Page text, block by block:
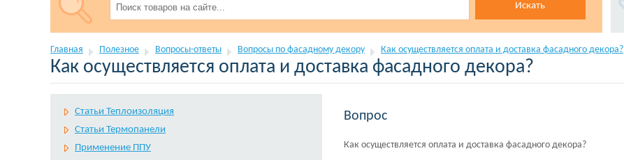
Искать
Главная Полезное Вопросы-ответы Вопросы по фасадному декору Как осуществляется оплата и доставка фасадного декора?
Как осуществляется оплата и доставка фасадного декора?
Статьи Теплоизоляция
Статьи Термопанели
Применение ППУ
Вопрос
Как осуществляется оплата и доставка фасадного декора?